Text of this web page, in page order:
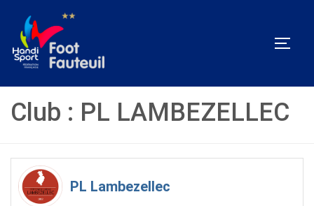
contenu
Club : PL LAMBEZELLEC
PL Lambezellec